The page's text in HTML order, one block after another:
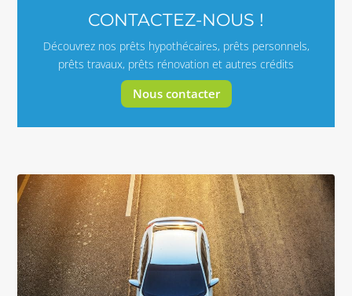
CONTACTEZ-NOUS !
Découvrez nos prêts hypothécaires, prêts personnels,
prêts travaux, prêts rénovation et autres crédits
Nous contacter